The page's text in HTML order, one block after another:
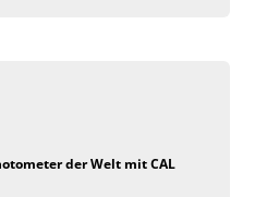
der Welt mit CAL